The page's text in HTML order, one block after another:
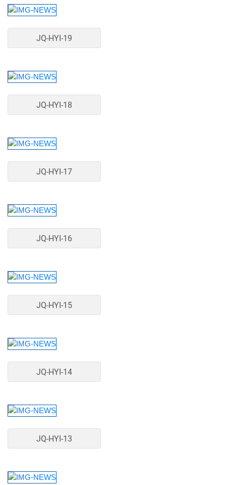
JQ-HYI-19
JQ-HYI-18
JQ-HYI-17
JQ-HYI-16
JQ-HYI-15
JQ-HYI-14
JQ-HYI-13